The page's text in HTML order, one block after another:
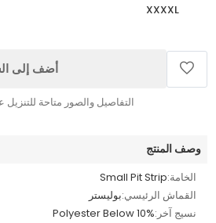
XXXXL
أضف إلى
التفاصيل والصور متاحة للتنزيل
وصف المنتج
الخامة:Small Pit Strip
القماش الرئيسي:بوليستر
نسيج آخر:Polyester Below 10%